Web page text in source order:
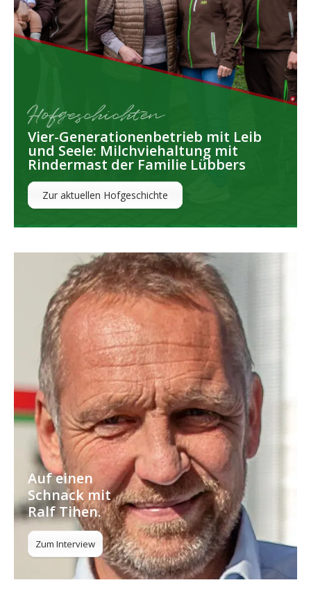
Hofgeschichten
Vier-Generationenbetrieb mit Leib
und Seele: Milchviehaltung mit
Rindermast der Familie Lübbers
Zur aktuellen Hofgeschichte
Auf einen
Schnack mit
Ralf Tihen.
Zum Interview